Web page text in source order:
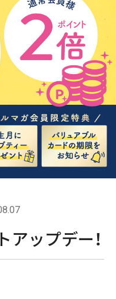
アップデー！